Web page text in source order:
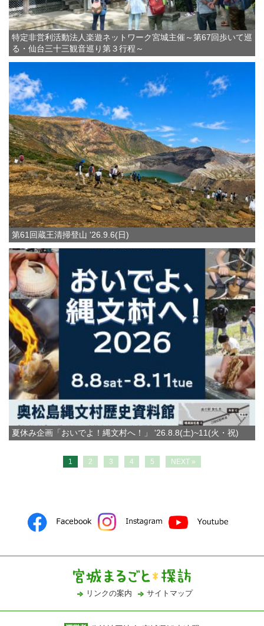
特定非営利活動法人楽遊ネットワーク宮城主催～第67回歩いて巡
る・仙台三十三観音巡り第３行程～
第61回蔵王清掃登山 '26.9.6(日)
夏休み企画「おいでよ！縄文村へ！」 '26.8.8(土)~11(火・祝)
1 2 3 4 5 NEXT »
リンクの案内 サイトマップ